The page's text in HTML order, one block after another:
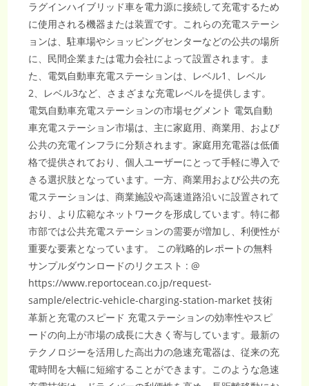
ラグインハイブリッド車を電力源に接続して充電するため
に使用される機器または装置です。これらの充電ステーシ
ョンは、駐車場やショッピングセンターなどの公共の場所
に、民間企業または電力会社によって設置されます。ま
た、電気自動車充電ステーションは、レベル1、レベル
2、レベル3など、さまざまな充電レベルを提供します。
電気自動車充電ステーションの市場セグメント 電気自動
車充電ステーション市場は、主に家庭用、商業用、および
公共の充電インフラに分類されます。家庭用充電器は低価
格で提供されており、個人ユーザーにとって手軽に導入で
きる選択肢となっています。一方、商業用および公共の充
電ステーションは、商業施設や高速道路沿いに設置されて
おり、より広範なネットワークを形成しています。特に都
市部では公共充電ステーションの需要が増加し、利便性が
重要な要素となっています。 この戦略的レポートの無料
サンプルダウンロードのリクエスト : @
https://www.reportocean.co.jp/request-
sample/electric-vehicle-charging-station-market 技術
革新と充電のスピード 充電ステーションの効率性やスピ
ードの向上が市場の成長に大きく寄与しています。最新の
テクノロジーを活用した高出力の急速充電器は、従来の充
電時間を大幅に短縮することができます。このような急速